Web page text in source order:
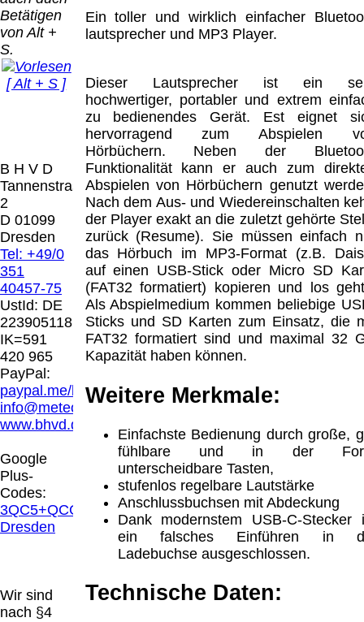
Betätigen
von Alt +
S.
[ Alt + S ]
B H V D
Tannenstrasse
2
D 01099
Dresden
Tel: +49/0
351
40457-75
UstId: DE
223905118
IK=591
420 965
PayPal:
paypal.me/blindenhilfsmittel
info@meteor.vision
www.bhvd.de
Google
Plus-
Codes:
3QC5+QCG
Dresden
Wir sind
nach §4
Ein toller und wirklich einfacher
lautsprecher und MP3 Player.
Dieser Lautsprecher ist ein
hochwertiger, portabler und extrem
zu bedienendes Gerät. Est eignet
hervorragend zum Abspielen
Hörbüchern. Neben der
Funktionalität kann er auch zum
Abspielen von Hörbüchern genutzt
Nach dem Aus- und Wiedereinschalten
der Player exakt an die zuletzt gehörte
zurück (Resume). Sie müssen einfach
das Hörbuch im MP3-Format (z.B.
auf einen USB-Stick oder Micro SD
(FAT32 formatiert) kopieren und los
Als Abspielmedium kommen beliebige
Sticks und SD Karten zum Einsatz, die
FAT32 formatiert sind und maximal 32
Kapazität haben können.
Weitere Merkmale:
Einfachste Bedienung durch große,
fühlbare und in der
unterscheidbare Tasten,
stufenlos regelbare Lautstärke
Anschlussbuchsen mit Abdeckung
Dank modernstem USB-C-Stecker
ein falsches Einführen in
Ladebuchse ausgeschlossen.
Technische Daten:
Der Versand erfolgt
als versichertes
Paket.
Selbstabholung
vom Büro oder
von
Ausstellungen:
0.00 €
Versandart
erhalten Sie per
und die
Rechnung /
Lieferschein. Sie
erhalten also
keinen
Datenträger.
Die in diesem Dokument genannten
Warenzeichen sind Eigentum der jeweiligen
Firmen. Preisänderungen, Irrtümer und
technische Änderungen vorbehalten.
letzte Änderung: 14. September 2025 Blinden
Hilfsmittel Vertrieb Dresden,
Mit einem Urteil vom 12.05.1998 - 312 O
85/98 - Haftung für Links hat das Landgericht
Hamburg entschieden, dass man durch die
Anbringung eines Links, die Inhalte der
gelinkten Seite ggf. mit zu verantworten hat.
Dieses kann nur dadurch verhindert werden,
dass man sich ausdrücklich von diesen
Inhalten distanziert. Hiermit distanzieren wir
uns ausdrücklich von allen Inhalten, aller
gelinkten Seiten auf unserer Homepage und
machen uns diese Inhalte nicht zu eigen.
Diese Erklärung gilt für alle auf unserer
Homepage angebrachten Links.
Die Europäische Kommission stellt eine
bereit. Die Plattform finden Sie unter
http://ec.europa.eu/consumers/odr/
2026
Wir
[ 4994 ]